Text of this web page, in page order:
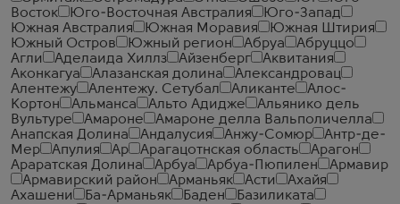
Восток
Юго-Восточная Австралия
Юго-Запад
Южная Австралия
Южная Моравия
Южная Штирия
Южный Остров
Южный регион Абруа
Абруццо
Агли
Аделаида Хиллз Айзенберг
Аквитания
Аконкагуа
Алазанская долина
Александровац
Алентежу
Алентежу. Сетубал Аликанте
Алос-
Кортон
Альманса Альто Адидже
Альянико дель
Вультуре
Амароне
Амароне делла Вальполичелла
Анапская Долина
Андалусия Анжу-Сомюр
Антр-де-
Мер
Апулия Ар Арагацотнская область
Арагон
Араратская Долина
Арбуа Арбуа-Пюпилен
Армавир
Армавирский район
Арманьяк Асти
Ахайя
Ахашени
Ба-Арманьяк Баден
Базиликата